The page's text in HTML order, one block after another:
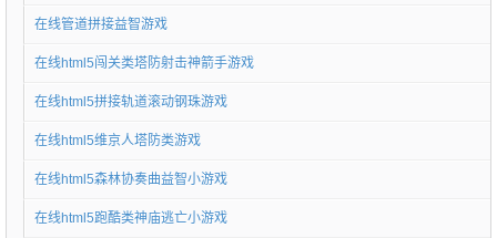
在线管道拼接益智游戏
在线html5闯关类塔防射击神箭手游戏
在线html5拼接轨道滚动钢珠游戏
在线html5维京人塔防类游戏
在线html5森林协奏曲益智小游戏
在线html5跑酷类神庙逃亡小游戏